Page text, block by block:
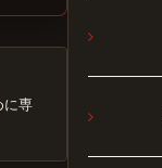
に専